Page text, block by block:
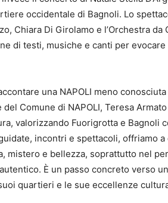
occidentale di Bagnoli. Lo
Chiara Di Girolamo e l’Orchestra
di testi, musiche e canti per
una NAPOLI meno
Comune di NAPOLI, Teresa
valorizzando Fuorigrotta e Bagnoli
incontri e spettacoli, offriamo
mistero e bellezza, soprattutto nel
È un passo concreto verso
quartieri e le sue eccellenze